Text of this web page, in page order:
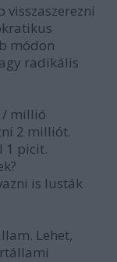
visszaszerezni
módon
radikális
/ millió
2 milliót.
1 picit.
is lusták
Lehet,